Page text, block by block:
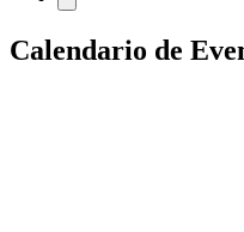
Calendario de